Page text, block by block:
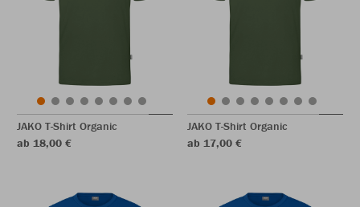
JAKO T-Shirt Organic
ab 18,00 €
JAKO T-Shirt Organic
ab 17,00 €